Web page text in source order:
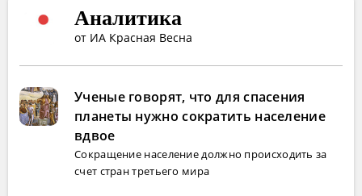
Аналитика
от ИА Красная Весна
Ученые говорят, что для спасения
планеты нужно сократить население
вдвое
Сокращение население должно происходить за
счет стран третьего мира